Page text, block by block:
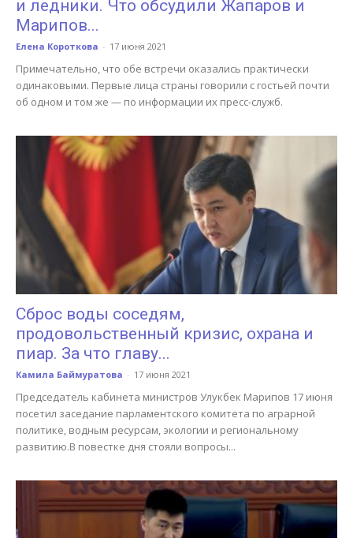
и ледники. Что обсудили Жапаров и
Марипов...
Елена Короткова - 17 июня 2021
Примечательно, что обе встречи оказались практически
одинаковыми. Первые лица страны говорили с гостьей почти
об одном и том же — по информации их пресс-служб.
Сброс воды соседям,
продовольственный кризис, охрана и
пиар. За что главу...
Камила Баймуратова - 17 июня 2021
Председатель кабинета министров Улукбек Марипов 17 июня
посетил заседание парламентского комитета по аграрной
политике, водным ресурсам, экологии и региональному
развитию.В повестке дня стояли вопросы...